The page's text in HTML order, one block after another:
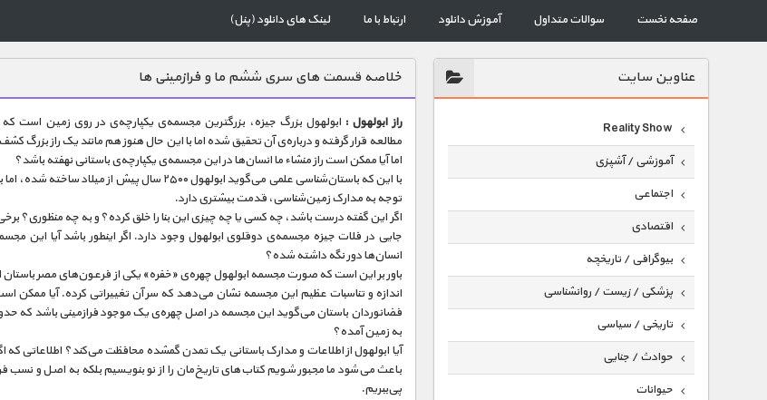
صفحه نخست سوالات متداول آموزش دانلود ارتباط با ما لینک های دانلود (پنل)
عناوين سايت
Reality Show
آموزشی / آشپزی
اجتماعی
اقتصادی
بیوگرافی / تاریخچه
پزشکی / زیست / روانشناسی
تاریخی / سیاسی
حوادث / جنایی
حیوانات
خلاصه قسمت های سری ششم ما و فرازمینی ها
راز ابولهول : ابولهول بزرگ جیزه، بزرگترین مجسمه‌ی یکپارچه‌ی در روی زمین است
مطالعه قرار گرفته و درباره‌ی آن تحقیق شده اما با این حال هنوز هم مانند یک راز بزرگ
اما آیا ممکن است راز منشاء ما انسان‌ها در این مجسمه‌ی یکپارچه‌ی باستانی نهفته باشد؟
با این که باستان‌شناسی علمی می‌گوید ابولهول ۲۵۰۰ سال پیش از
توجه به مدارک زمین‌شناسی، قدمت بیشتری دارد.
اگر این گفته درست باشد، چه کسی یا چه چیزی این بنا را خلق کرده؟ و به چه منظوری؟
جایی در فلات جیزه مجسمه‌ی دوقلوی ابولهول وجود دارد. اگر اینطور باشد آیا این
انسان‌ها دور نگه داشته شده؟
باور بر این است که صورت مجسمه ابولهول چهره‌ی «خفره» یکی از فرعون‌های مصر باستان
اندازه و تناسبات عظیم این مجسمه نشان می‌دهد که سر آن تغییراتی کرده. آیا ممکن
فضانوردان باستان می‌گوید این مجسمه در اصل چهره‌ی یک موجود فرازمینی باشد که
به زمین آمده؟
آیا ابولهول از اطلاعات و مدارک باستانی یک تمدن گمشده محافظت می‌کند؟ اطلاعاتی که
باعث می‌شود ما مجبور شویم کتاب‌های تاریخ‌مان را از نو بنویسیم بلکه به اصل و نسب
پی‌ببریم.